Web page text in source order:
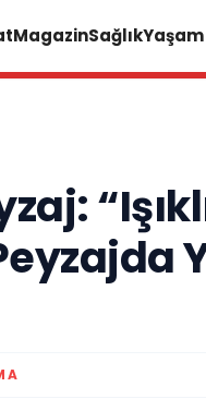
MagazinSağlıkYaşam